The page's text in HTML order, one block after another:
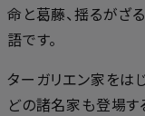
命と葛藤、揺るがざ
語です。
ターガリエン家をは
どの諸名家も登場す